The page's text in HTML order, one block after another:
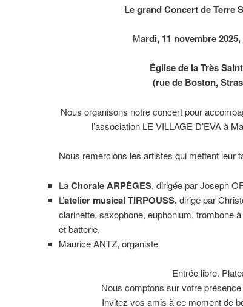
Le grand Concert de Terre
Mardi, 11 novembre
Église de la Très
(rue de Boston,
Nous organisons notre concert pour
l’association LE VILLAGE D’EVA à
Nous remercions les artistes qui mettent leur
LaChorale ARPÈGES, dirigée par Joseph
L’atelier musical TIRPOUSS,dirigé par
clarinette, saxophone, euphonium, trombone
et batterie,
Maurice ANTZ, organiste
Entrée libre.
Nous comptons sur votre
Invitez vos amis à ce moment de